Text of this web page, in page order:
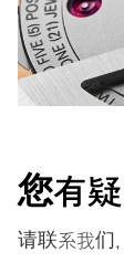
您有
请联系我们